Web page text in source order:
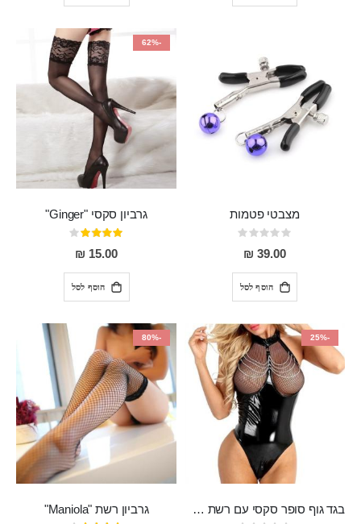
מצבטי פטמות
Rating:
0%
39.00 ₪
הוסף לסל
-62%
גרביון סקסי "Ginger"
דירוג:
80%
15.00 ₪
הוסף לסל
-25%
בגד גוף סופר סקסי עם רשת שקופה בחזה ושרשרות מלמעלה וריצרץ מלמטה Pan במפשעה
-80%
גרביון רשת "Maniola"